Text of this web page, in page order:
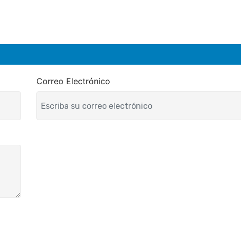
Correo Electrónico